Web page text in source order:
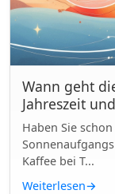
Wann geht
Jahreszeit
Haben Sie
Kaffee bei T...
Weiterlesen→